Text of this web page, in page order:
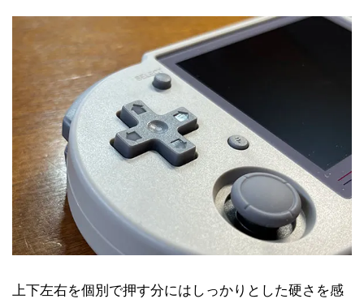
上下左右を個別で押す分にはしっかりとした硬さを感